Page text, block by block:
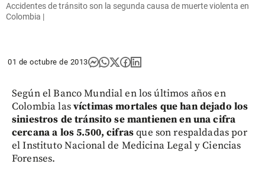
Accidentes de tránsito son la segunda causa de muerte violenta en
Colombia |
01 de octubre de 2013
Según el Banco Mundial en los últimos años en
Colombia lasvíctimas mortales que han dejado los
siniestros de tránsito se mantienen en una cifra
cercana a los 5.500, cifrasque son respaldadas por
el Instituto Nacional de Medicina Legal y Ciencias
Forenses.